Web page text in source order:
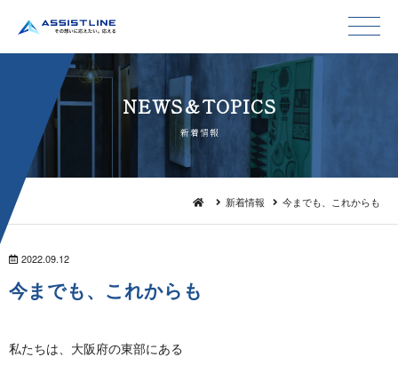
NEWS＆TO P I C S
新 着 情 報
新着情報 今までも、これからも
2022.09.12
今までも、こ れ か ら も
私たちは、大阪府の東 部 に あ る